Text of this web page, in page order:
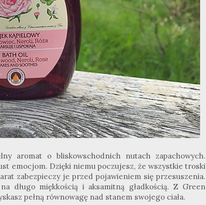
aromat o bliskowschodnich nutach zapachowych.
emocjom. Dzięki niemu poczujesz, że wszystkie troski
zabezpieczy je przed pojawieniem się przesuszenia.
długo miękkością i aksamitną gładkością. Z Green
pełną równowagę nad stanem swojego ciała.